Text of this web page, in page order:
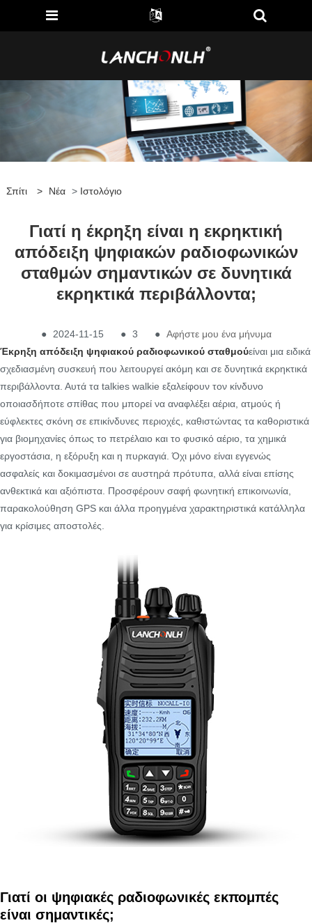
Σπίτι > Νέα > Ιστολόγιο
Γιατί η έκρηξη είναι η εκρηκτική
απόδειξη ψηφιακών ραδιοφωνικών
σταθμών σημαντικών σε δυνητικά
εκρηκτικά περιβάλλοντα;
● 2024-11-15 ● 3 ● Αφήστε μου ένα μήνυμα
Έκρηξη απόδειξη ψηφιακού ραδιοφωνικού σταθμούείναι μια ειδικά
σχεδιασμένη συσκευή που λειτουργεί ακόμη και σε δυνητικά εκρηκτικά
περιβάλλοντα. Αυτά τα talkies walkie εξαλείφουν τον κίνδυνο
οποιασδήποτε σπίθας που μπορεί να αναφλέξει αέρια, ατμούς ή
εύφλεκτες σκόνη σε επικίνδυνες περιοχές, καθιστώντας τα καθοριστικά
για βιομηχανίες όπως το πετρέλαιο και το φυσικό αέριο, τα χημικά
εργοστάσια, η εξόρυξη και η πυρκαγιά. Όχι μόνο είναι εγγενώς
ασφαλείς και δοκιμασμένοι σε αυστηρά πρότυπα, αλλά είναι επίσης
ανθεκτικά και αξιόπιστα. Προσφέρουν σαφή φωνητική επικοινωνία,
παρακολούθηση GPS και άλλα προηγμένα χαρακτηριστικά κατάλληλα
για κρίσιμες αποστολές.
Γιατί οι ψηφιακές ραδιοφωνικές εκπομπές
είναι σημαντικές;